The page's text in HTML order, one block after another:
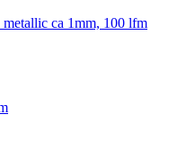
ca 1mm, 100 lfm